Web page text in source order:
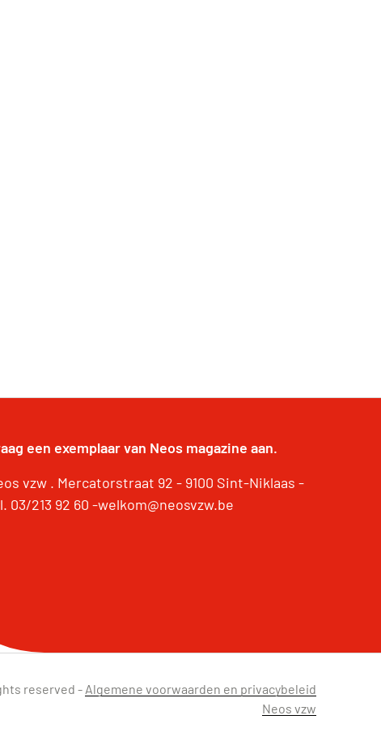
een exemplaar van Neos magazine aan.
vzw . Mercatorstraat 92 - 9100 Sint-Niklaas -
03/213 92 60 -welkom@neosvzw.be
reserved - Algemene voorwaarden en privacybeleid
Neos vzw